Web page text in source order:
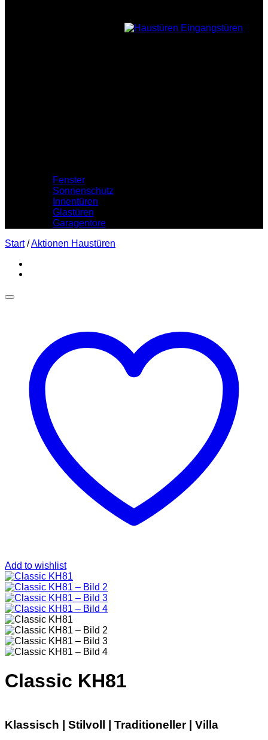
Fenster
Sonnenschutz
Innentüren
Glastüren
Garagentore
Start /Aktionen Haustüren
Add to wishlist
Classic KH81
Klassisch | Stilvoll | Traditioneller| Villa